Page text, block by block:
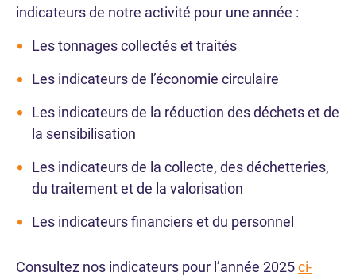
indicateurs de notre activité pour une année :
Les tonnages collectés et traités
Les indicateurs de l’économie circulaire
Les indicateurs de la réduction des déchets et de
la sensibilisation
Les indicateurs de la collecte, des déchetteries,
du traitement et de la valorisation
Les indicateurs financiers et du personnel
Consultez nos indicateurs pour l’année 2025ci-